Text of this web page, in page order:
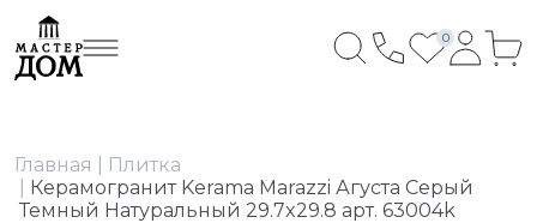
0
Главная
Плитка
Керамогранит Kerama Marazzi Агуста Серый
Темный Натуральный 29.7x29.8 арт. 63004k